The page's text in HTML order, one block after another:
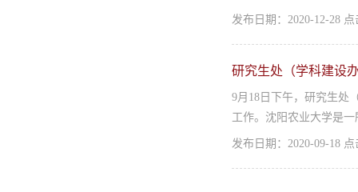
发布日期：2020-12-28
研究生处（学科建设
9月18日下午，研究生处
工作。沈阳农业大学是
发布日期：2020-09-18